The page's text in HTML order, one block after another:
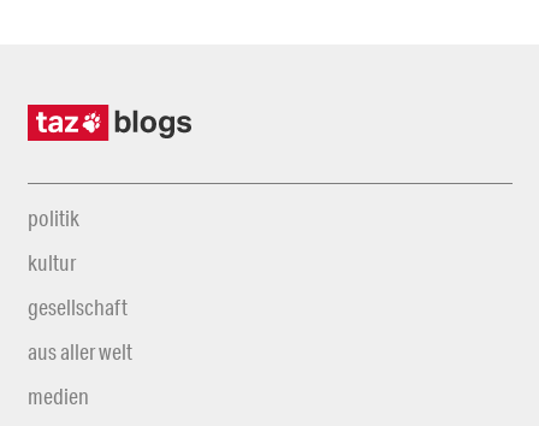
politik
kultur
gesellschaft
aus aller welt
medien